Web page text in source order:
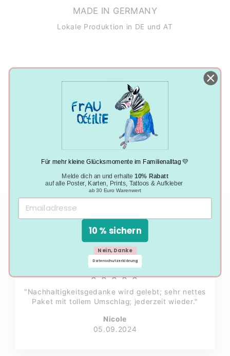
MADE IN GERMANY
Lokale Produktion in DE und AT
NACHHALTIGE PRODUKTION
Klimaneutral, plastikfrei und vegan
DAS SAGEN UNSERE KUNDEN
★★★★★
"Nachhaltigkeitsgedanke wird gelebt; sehr nettes
Paket mit tollem Umschlag; jederzeit wieder."
Nicole
05.09.2024
Für mehr kleine Glücksmomente im Familienalltag 💛
Melde dich an und erhalte10% Rabatt
auf alle Poster, Karten, Prints, Tattoos & Aufkleber
ab 30 Euro Warenwert
10 % sichern
Nein, Danke
Datenschutzerklärung